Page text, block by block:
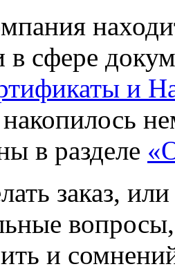
в сфере
и
в разделе
заказ, или
вопросы,
и